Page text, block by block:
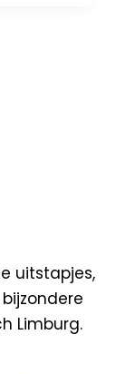
uitstapjes,
Limburg.